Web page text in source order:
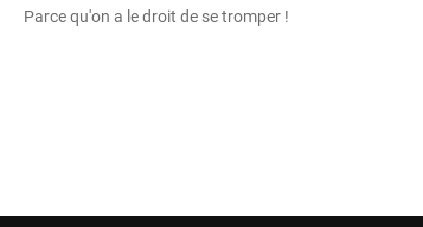
Parce qu'on a le droit de se tromper !